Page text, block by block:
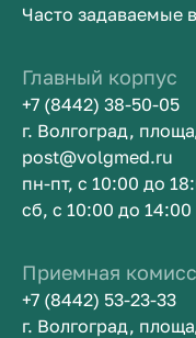
Часто задаваемые
Главный корпус
+7 (8442) 38-50-05
г. Волгоград,
post@volgmed.ru
пн-пт, с 10:00 до
сб, с 10:00 до 14:00
Приемная
+7 (8442) 53-23-33
г. Волгоград,